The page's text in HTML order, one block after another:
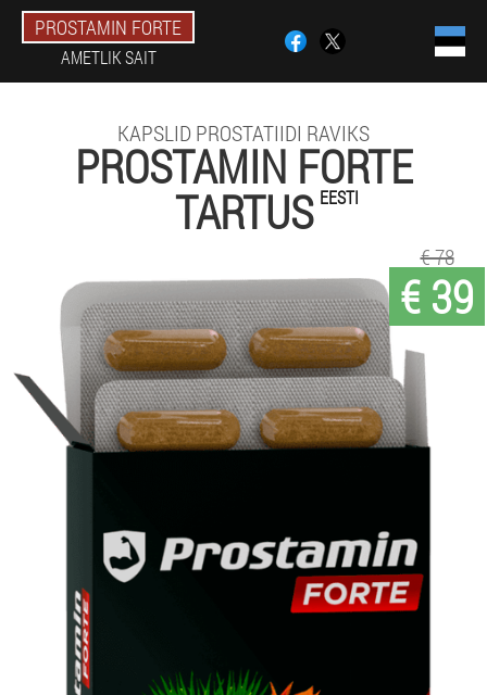
PROSTAMIN FORTE
AMETLIK SAIT
KAPSLID PROSTATIIDI RAVIKS
PROSTAMIN FORTE
TARTUS EESTI
€ 39
€ 78